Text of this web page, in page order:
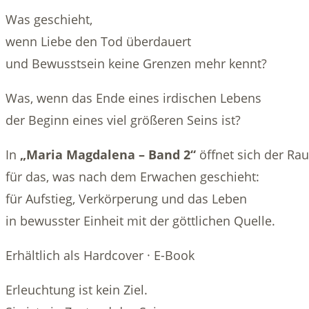
Was geschieht,
wenn Liebe den Tod überdauert
und Bewusstsein keine Grenzen mehr kennt?
Was, wenn das Ende eines irdischen Lebens
der Beginn eines viel größeren Seins ist?
In „Maria Magdalena – Band 2“ öffnet sich der
für das, was nach dem Erwachen geschieht:
für Aufstieg, Verkörperung und das Leben
in bewusster Einheit mit der göttlichen Quelle.
Erhältlich als Hardcover · E-Book
Erleuchtung ist kein Ziel.